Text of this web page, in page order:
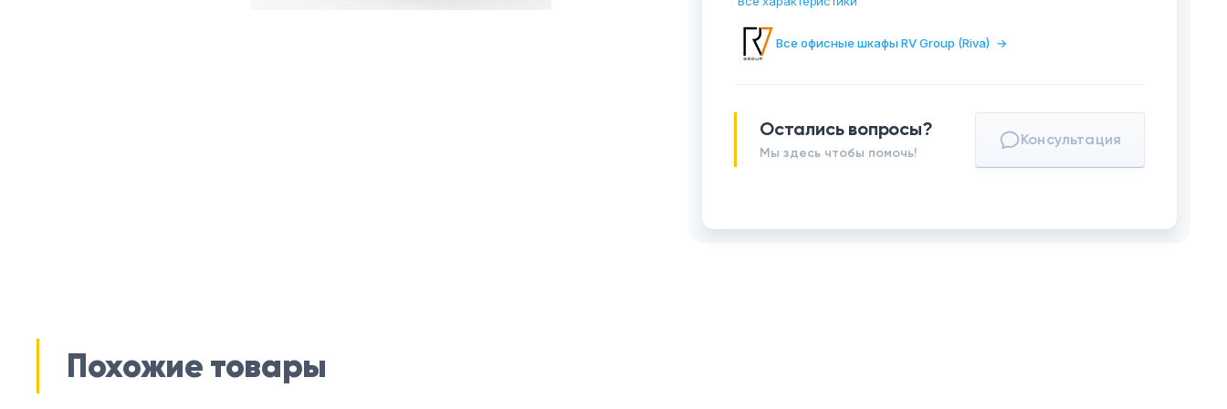
Все офисные шкафы RV Group (Riva) →
Остались вопросы?
Мы здесь чтобы помочь!
Консультация
Похожие товары